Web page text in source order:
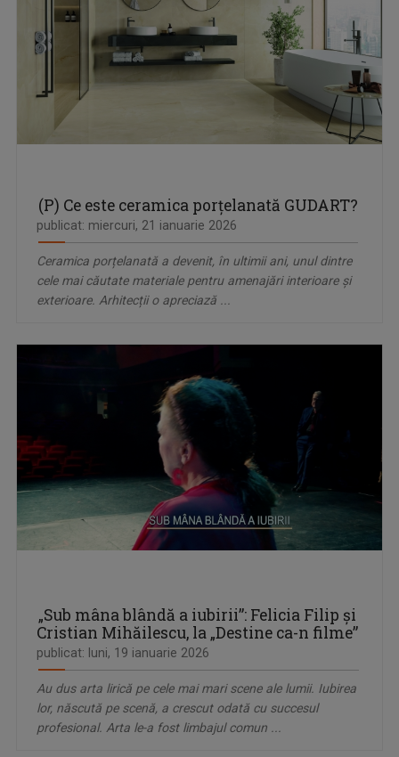
(P) Ce este ceramica porțelanată GUDART?
publicat: miercuri, 21 ianuarie 2026
Ceramica porțelanată a devenit, în ultimii ani, unul dintre
cele mai căutate materiale pentru amenajări interioare și
exterioare. Arhitecții o apreciază ...
„Sub mâna blândă a iubirii”: Felicia Filip și
Cristian Mihăilescu, la „Destine ca-n filme”
publicat: luni, 19 ianuarie 2026
Au dus arta lirică pe cele mai mari scene ale lumii. Iubirea
lor, născută pe scenă, a crescut odată cu succesul
profesional. Arta le-a fost limbajul comun ...